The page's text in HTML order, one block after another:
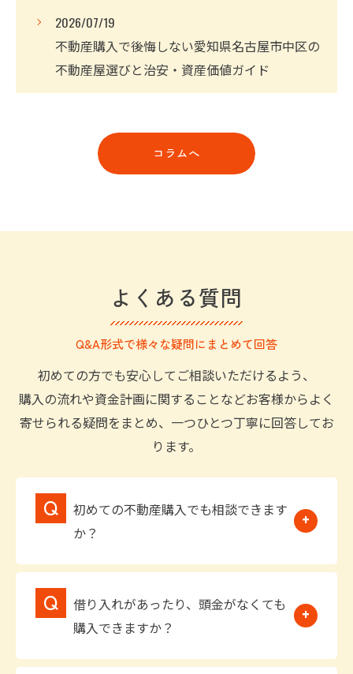
2026/07/19
不動産購入で後悔しない愛知県名古屋市中区の
不動産屋選びと治安・資産価値ガイド
コラムへ
Q&A形式で様々な疑問にまとめて回答
よくある質問
初めての方でも安心してご相談いただけるよう、
購入の流れや資金計画に関することなどお客様からよく
寄せられる疑問をまとめ、一つひとつ丁寧に回答してお
ります。
初めての不動産購入でも相談できます
か？
借り入れがあったり、頭金がなくても
購入できますか？